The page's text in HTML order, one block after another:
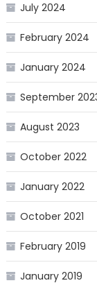
July 2024
February 2024
January 2024
September
August 2023
October 2022
January 2022
October 2021
February 2019
January 2019